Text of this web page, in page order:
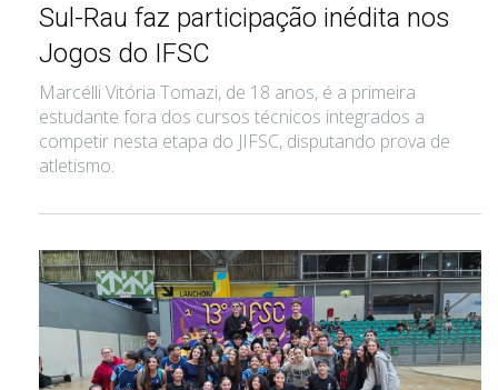
Sul-Rau faz participação inédita nos
Jogos do IFSC
Marcélli Vitória Tomazi, de 18 anos, é a primeira
estudante fora dos cursos técnicos integrados a
competir nesta etapa do JIFSC, disputando prova de
atletismo.